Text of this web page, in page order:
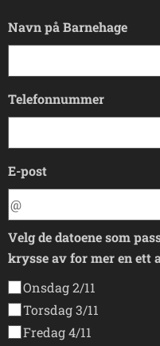
Navn på Barnehage
Telefonnummer
E-post
Velg de datoene som
krysse av for mer en ett
Onsdag 2/11
Torsdag 3/11
Fredag 4/11